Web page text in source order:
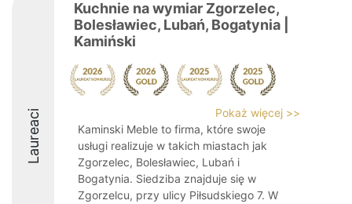
Laureaci
Kuchnie na wymiar Zgorzelec,
Bolesławiec, Lubań, Bogatynia |
Kamiński
Pokaż więcej >>
Kaminski Meble to firma, które swoje
usługi realizuje w takich miastach jak
Zgorzelec, Bolesławiec, Lubań i
Bogatynia. Siedziba znajduje się w
Zgorzelcu, przy ulicy Piłsudskiego 7. W